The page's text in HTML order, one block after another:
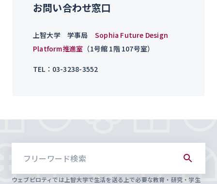
お問い合わせ窓口
上智大学 学事局 Sophia Future Design
Platform推進室 （1号館 1階 107号室）
TEL：03-3238-3552
ウェブピロティでは上智大学で生活を送る上で必要な教育・研究・学生